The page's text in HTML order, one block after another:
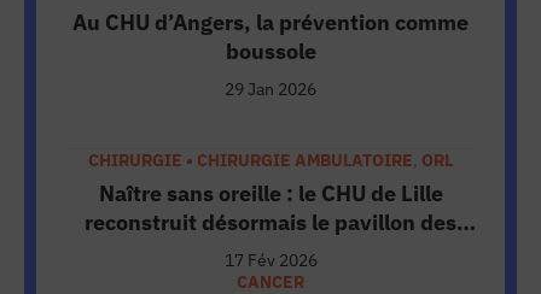
Au CHU d’Angers, la prévention comme
boussole
29 Jan 2026
Naître sans oreille : le CHU de Lille
reconstruit désormais le pavillon des
enfants
17 Fév 2026
CHIRURGIE • CHIRURGIE AMBULATOIRE, ORL
CANCER